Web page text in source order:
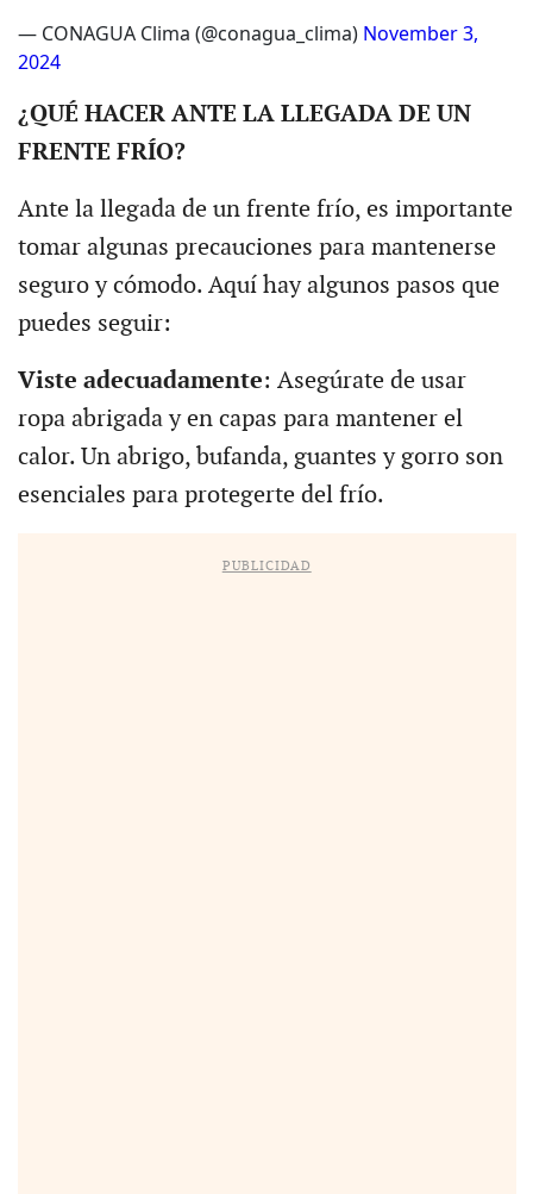
— CONAGUA Clima (@conagua_clima) November 3,
2024
¿QUÉ HACER ANTE LA LLEGADA DE UN
FRENTE FRÍO?
Ante la llegada de un frente frío, es importante
tomar algunas precauciones para mantenerse
seguro y cómodo. Aquí hay algunos pasos que
puedes seguir:
Viste adecuadamente: Asegúrate de usar
ropa abrigada y en capas para mantener el
calor. Un abrigo, bufanda, guantes y gorro son
esenciales para protegerte del frío.
PUBLICIDAD